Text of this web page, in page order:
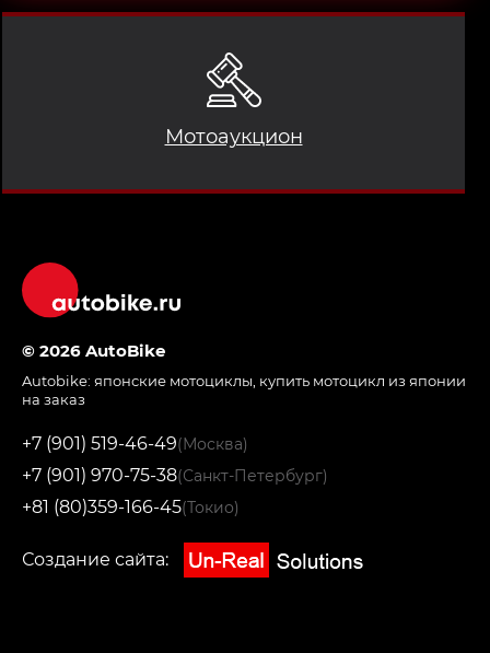
Мотоаукцион
© 2026 AutoBike
Autobike: японские мотоциклы купить мотоцикл из японии
на заказ
+7 (901) 519-46-49(Москва)
+7 (901) 970-75-38(Санкт-Петербург)
+81 (80)359-166-45(Токио)
Создание сайта: